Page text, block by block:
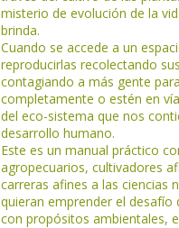
misterio de evolución de la
brinda.
Cuando se accede a un
reproducirlas recolectando
contagiando a más gente
completamente o estén en
del eco-sistema que nos
desarrollo humano.
Este es un manual práctico
agropecuarios, cultivadores
carreras afines a las ciencias
quieran emprender el desafío
con propósitos ambientales,